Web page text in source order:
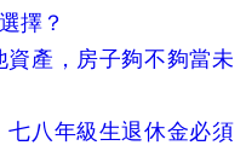
擇？
產，房子夠不夠當未
八年級生退休金必須